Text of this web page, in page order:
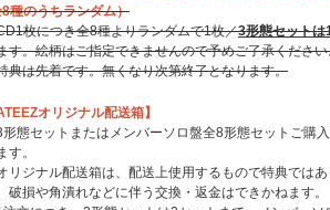
8種のうちランダム）
枚につき全8種よりランダムで1枚／3形態セットは
す。絵柄はご指定できませんので予めご了承くださ
典は先着です。無くなり次第終了となります。
オリジナル配送箱】
形態セットまたはメンバーソロ盤全8形態セットご購
す。
リジナル配送箱は、配送上使用するもので特典では
破損や角潰れなどに伴う交換・返金はできかねます。